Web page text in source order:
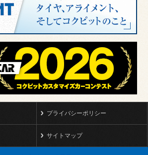
プライバシーポリシー
サイトマップ